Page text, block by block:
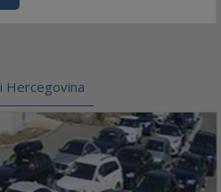
Hercegovina